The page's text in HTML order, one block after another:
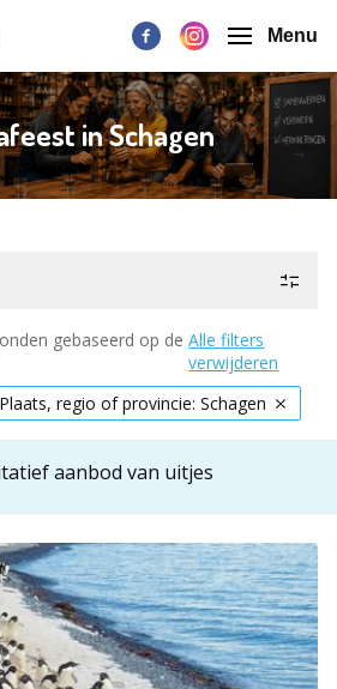
Menu
in Schagen
gebaseerd op de Alle filters
verwijderen
Plaats, regio of provincie: Schagen
aanbod van uitjes